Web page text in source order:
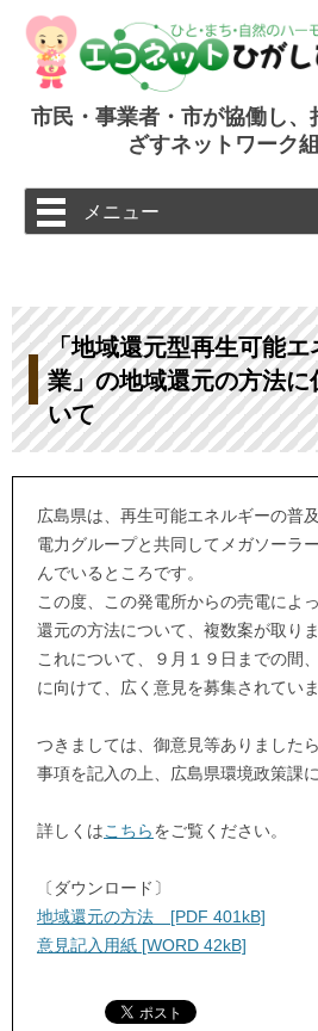
市民・事業者・市が協働し
ざすネットワーク
メニュー
「地域還元型再生可能エ
業」の地域還元の方法
いて
広島県は、再生可能エネルギーの普
電力グループと共同してメガソーラ
んでいるところです。
この度、この発電所からの売電によ
還元の方法について、複数案が取り
これについて、９月１９日までの間
に向けて、広く意見を募集されていま
つきましては、御意見等ありました
事項を記入の上、広島県環境政策課
詳しくはこちらをご覧ください。
〔ダウンロード〕
地域還元の方法 [PDF 401kB]
意見記入用紙 [WORD 42kB]